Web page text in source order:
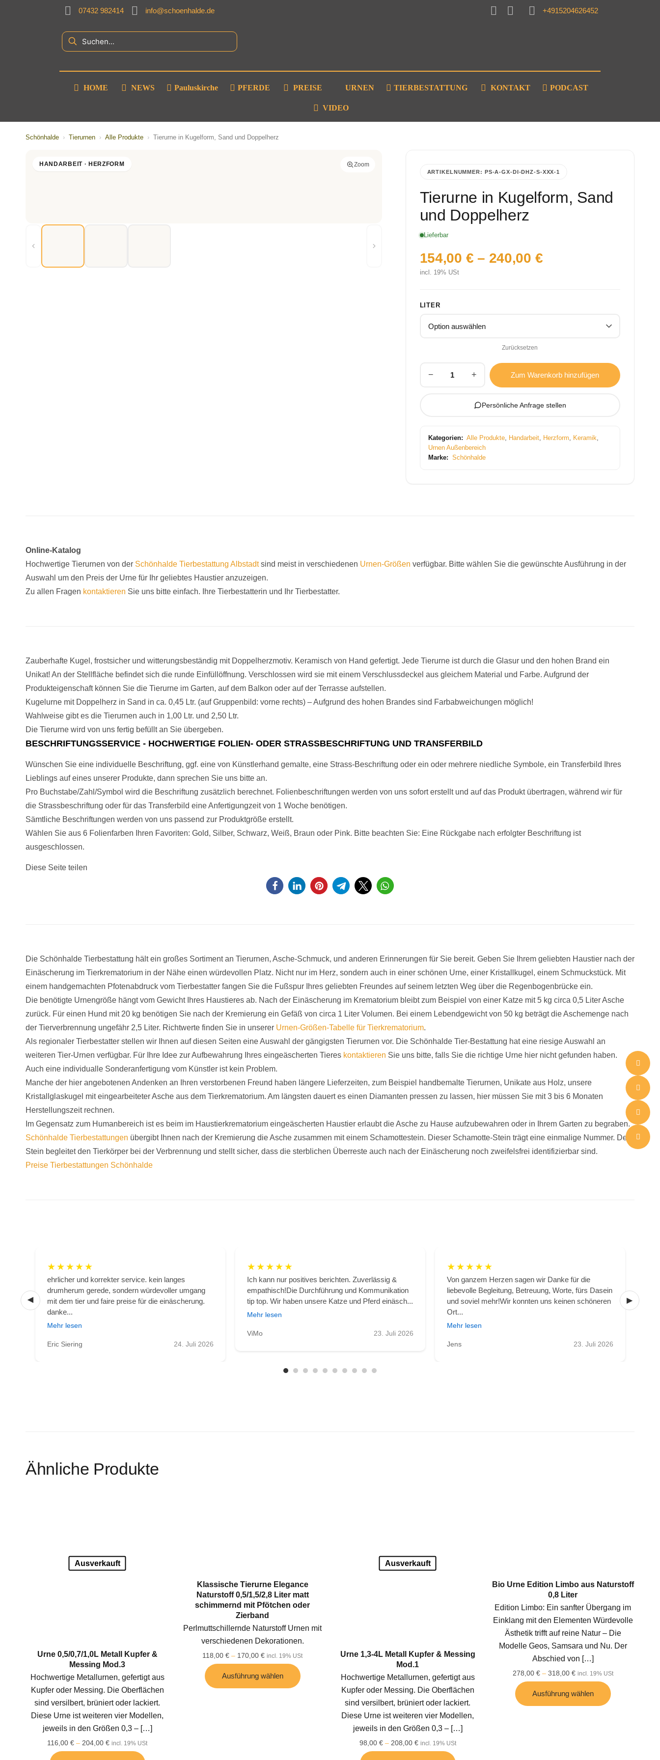
07432 982414 info@schoenhalde.de +4915204626452
HOME NEWS Pauluskirche PFERDE PREISE URNEN TIERBESTATTUNG KONTAKT PODCAST
VIDEO
Schönhalde › Tierurnen › Alle Produkte › Tierurne in Kugelform, Sand und Doppelherz
HANDARBEIT · HERZFORM Zoom
ARTIKELNUMMER: PS-A-GX-DI-DHZ-S-XXX-1
Tierurne in Kugelform, Sand
und Doppelherz
Lieferbar
154,00 € – 240,00 €
incl. 19% USt
LITER
Zurücksetzen
− + Zum Warenkorb hinzufügen
Persönliche Anfrage stellen
Kategorien: Alle Produkte, Handarbeit, Herzform, Keramik,
Urnen Außenbereich
Marke: Schönhalde
Online-Katalog
Hochwertige Tierurnen von der Schönhalde Tierbestattung Albstadtsind meist in verschiedenen Urnen-Größen verfügbar. Bitte wählen Sie die gewünschte Ausführung in der
Auswahl um den Preis der Urne für Ihr geliebtes Haustier anzuzeigen.
Zu allen Fragen kontaktieren Sie uns bitte einfach. Ihre Tierbestatterin und Ihr Tierbestatter.
Zauberhafte Kugel, frostsicher und witterungsbeständig mit Doppelherzmotiv. Keramisch von Hand gefertigt. Jede Tierurne ist durch die Glasur und den hohen Brand ein
Unikat! An der Stellfläche befindet sich die runde Einfüllöffnung. Verschlossen wird sie mit einem Verschlussdeckel aus gleichem Material und Farbe. Aufgrund der
Produkteigenschaft können Sie die Tierurne im Garten, auf dem Balkon oder auf der Terrasse aufstellen.
Kugelurne mit Doppelherz in Sand in ca. 0,45 Ltr. (auf Gruppenbild: vorne rechts) – Aufgrund des hohen Brandes sind Farbabweichungen möglich!
Wahlweise gibt es die Tierurnen auch in 1,00 Ltr. und 2,50 Ltr.
Die Tierurne wird von uns fertig befüllt an Sie übergeben.
BESCHRIFTUNGSSERVICE - HOCHWERTIGE FOLIEN- ODER STRASSBESCHRIFTUNG UND TRANSFERBILD
Wünschen Sie eine individuelle Beschriftung, ggf. eine von Künstlerhand gemalte, eine Strass-Beschriftung oder ein oder mehrere niedliche Symbole, ein Transferbild Ihres
Lieblings auf eines unserer Produkte, dann sprechen Sie uns bitte an.
Pro Buchstabe/Zahl/Symbol wird die Beschriftung zusätzlich berechnet. Folienbeschriftungen werden von uns sofort erstellt und auf das Produkt übertragen, während wir für
die Strassbeschriftung oder für das Transferbild eine Anfertigungzeit von 1 Woche benötigen.
Sämtliche Beschriftungen werden von uns passend zur Produktgröße erstellt.
Wählen Sie aus 6 Folienfarben Ihren Favoriten: Gold, Silber, Schwarz, Weiß, Braun oder Pink. Bitte beachten Sie: Eine Rückgabe nach erfolgter Beschriftung ist
ausgeschlossen.
Diese Seite teilen
Die Schönhalde Tierbestattung hält ein großes Sortiment an Tierurnen, Asche-Schmuck, und anderen Erinnerungen für Sie bereit. Geben Sie Ihrem geliebten Haustier nach der
Einäscherung im Tierkrematorium in der Nähe einen würdevollen Platz. Nicht nur im Herz, sondern auch in einer schönen Urne, einer Kristallkugel, einem Schmuckstück. Mit
einem handgemachten Pfotenabdruck vom Tierbestatter fangen Sie die Fußspur Ihres geliebten Freundes auf seinem letzten Weg über die Regenbogenbrücke ein.
Die benötigte Urnengröße hängt vom Gewicht Ihres Haustieres ab. Nach der Einäscherung im Krematorium bleibt zum Beispiel von einer Katze mit 5 kg circa 0,5 Liter Asche
zurück. Für einen Hund mit 20 kg benötigen Sie nach der Kremierung ein Gefäß von circa 1 Liter Volumen. Bei einem Lebendgewicht von 50 kg beträgt die Aschemenge nach
der Tierverbrennung ungefähr 2,5 Liter. Richtwerte finden Sie in unserer Urnen-Größen-Tabelle für Tierkrematorium.
Als regionaler Tierbestatter stellen wir Ihnen auf diesen Seiten eine Auswahl der gängigsten Tierurnen vor. Die Schönhalde Tier-Bestattung hat eine riesige Auswahl an
weiteren Tier-Urnen verfügbar. Für Ihre Idee zur Aufbewahrung Ihres eingeäscherten Tieres kontaktieren Sie uns bitte, falls Sie die richtige Urne hier nicht gefunden haben.
Auch eine individualle Sonderanfertigung vom Künstler ist kein Problem.
Manche der hier angebotenen Andenken an Ihren verstorbenen Freund haben längere Lieferzeiten, zum Beispiel handbemalte Tierurnen, Unikate aus Holz, unsere
Kristallglaskugel mit eingearbeiteter Asche aus dem Tierkrematorium. Am längsten dauert es einen Diamanten pressen zu lassen, hier müssen Sie mit 3 bis 6 Monaten
Herstellungszeit rechnen.
Im Gegensatz zum Humanbereich ist es beim im Haustierkrematorium eingeäscherten Haustier erlaubt die Asche zu Hause aufzubewahren oder in Ihrem Garten zu begraben.
Schönhalde Tierbestattungen übergibt Ihnen nach der Kremierung die Asche zusammen mit einem Schamottestein. Dieser Schamotte-Stein trägt eine einmalige Nummer. Der
Stein begleitet den Tierkörper bei der Verbrennung und stellt sicher, dass die sterblichen Überreste auch nach der Einäscherung noch zweifelsfrei identifizierbar sind.
Preise Tierbestattungen Schönhalde
★★★★★
ehrlicher und korrekter service. kein langes
drumherum gerede, sondern würdevoller umgang
mit dem tier und faire preise für die einäscherung.
danke...
Mehr lesen
Eric Siering 24. Juli 2026
★★★★★
Ich kann nur positives berichten. Zuverlässig &
empathisch!Die Durchführung und Kommunikation
tip top. Wir haben unsere Katze und Pferd einäsch...
Mehr lesen
ViMo 23. Juli 2026
★★★★★
Von ganzem Herzen sagen wir Danke für die
liebevolle Begleitung, Betreuung, Worte, fürs Dasein
und soviel mehr!Wir konnten uns keinen schöneren
Ort...
Mehr lesen
Jens 23. Juli 2026
Ähnliche Produkte
Ausverkauft
Urne 0,5/0,7/1,0L Metall Kupfer &
Messing Mod.3
Hochwertige Metallurnen, gefertigt aus
Kupfer oder Messing. Die Oberflächen
sind versilbert, brüniert oder lackiert.
Diese Urne ist weiteren vier Modellen,
jeweils in den Größen 0,3 –[…]
116,00 € – 204,00 € incl. 19% USt
Klassische Tierurne Elegance
Naturstoff 0,5/1,5/2,8 Liter matt
schimmernd mit Pfötchen oder
Zierband
Perlmuttschillernde Naturstoff Urnen mit
verschiedenen Dekorationen.
118,00 € – 170,00 € incl. 19% USt
Ausführung wählen
Ausverkauft
Urne 1,3-4L Metall Kupfer & Messing
Mod.1
Hochwertige Metallurnen, gefertigt aus
Kupfer oder Messing. Die Oberflächen
sind versilbert, brüniert oder lackiert.
Diese Urne ist weiteren vier Modellen,
jeweils in den Größen 0,3 –[…]
98,00 € – 208,00 € incl. 19% USt
Bio Urne Edition Limbo aus Naturstoff
0,8 Liter
Edition Limbo: Ein sanfter Übergang im
Einklang mit den Elementen Würdevolle
Ästhetik trifft auf reine Natur – Die
Modelle Geos, Samsara und Nu. Der
Abschied von […]
278,00 € – 318,00 € incl. 19% USt
Ausführung wählen